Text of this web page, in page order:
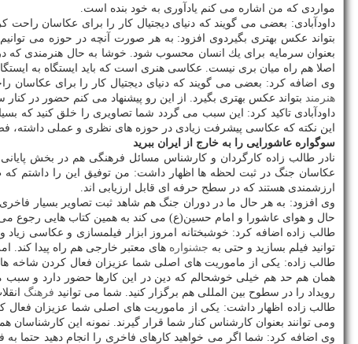
مواردی كه من اشاره می كنم یادآوری به خود بنده است.
داودآبادی: بعضی می گویند كه دنیای دیجتیال كار را برای عكاسان
بتواند عكس بهتری بگیردوی افزود: به هر صورت آنچه در حوزه می
بعنوان سرمایه برای یك انسان محسوب شود. خوشا به حال هنرمندی
اصلا هم راه میان بری نیست. عكاسی هنری است كه باید ایستگاه به
وی اضافه كرد: بعضی می گویند كه دنیای دیجتیال كار را برای عكاسان
هنرمند بتواند عكس بهتری بگیرد. از این رو پیشنهاد می كنم حضور در
داودآبادی تاكید كرد: این سبب می گردد شما تصاویری را خلق كنید كه
این نكته كه عكاسی پیشرفت زیادی در حوزه های نظری و عملی داشته،
سوگواره عاشورایی را به خارج از ایران ببرید
نادر طالب زاده كارگردان و كارشناس مسائل فرهنگی هم در بخش پایانی
عكاسان جنگ در ثبت لحظه ها اظهار داشت: من توفیق این را داشتم كه
ارزشمندی هستند كه در سطح حرفه ای قابل ارزیابی اند.
وی افزود: به هر حال ما در دوران جنگ هم شاهد ثبت تصاویر بسیار
حال و هوای عاشورا و امام حسین(ع) می كند به همین كتاب هایی رجوع می
طالب زاده اضافه كرد: خوشبختانه امروز ابزار فیلمسازی و عكاسی
توانید فیلم بسازید و حتی به جشنواره های معتبر خارجی هم راه پیدا
طالب زاده: یكی از ماموریت های اصلی شما عزیزان فعال كردن شاخه
همان هم حد هم خیلی خوشحالم كه دین در این كارها حضور دارد و سبب
رویداد را در سطوح بین المللی هم برگزار كنید. شما می توانید فرهنگ
طالب زاده اظهار داشت: یكی از ماموریت های اصلی شما عزیزان فعال
ومی توانند بعنوان كارشناس كنار شما قرار گیرند. نمونه این
وی اضافه كرد: شما اگر می خواهید كارهای فاخری را انجام دهید حتما به